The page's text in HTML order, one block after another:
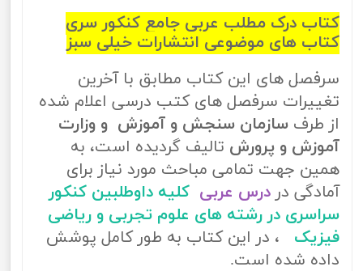
کتاب درک مطلب عربی جامع کنکور سری
کتاب های موضوعی انتشارات خیلی سبز
سرفصل های این کتاب مطابق با آخرین
تغییرات سرفصل های کتب درسی اعلام شده
از طرف سازمان سنجش و آموزش و وزارت
آموزش و پرورش تالیف گردیده است، به
همین جهت تمامی مباحث مورد نیاز برای
آمادگی در درس عربی کلیه داوطلبین کنکور
سراسری در رشته های علوم تجربی و ریاضی
فیزیک
، در این کتاب به طور کامل پوشش
داده شده است.